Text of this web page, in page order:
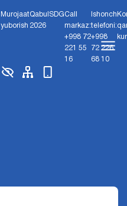
Murojaat
yuborish
Qabul
2026
SDGCall
markaz:
+998 72
221 55
16
Ishonch
telefoni:
+998
72 226
68 10